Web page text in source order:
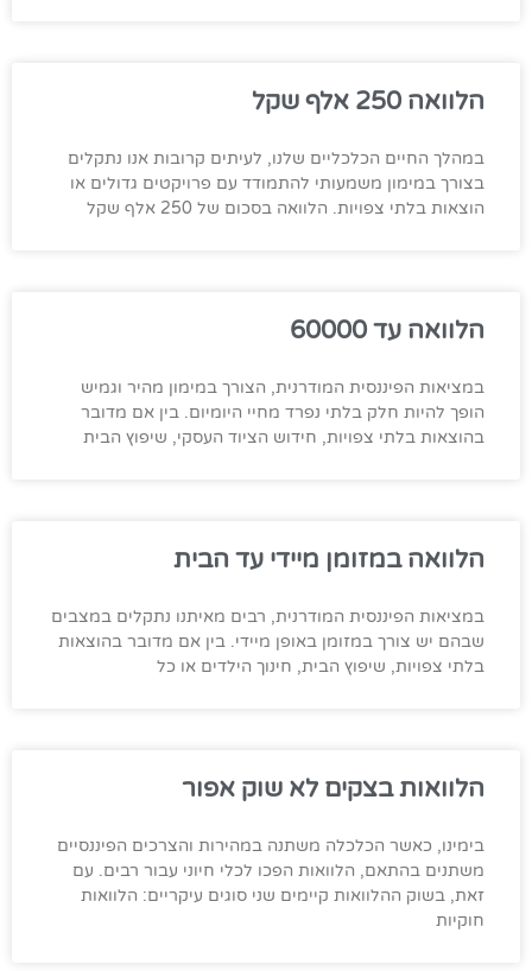
הלוואה 250 אלף שקל
במהלך החיים הכלכליים שלנו, לעיתים קרובות אנו נתקלים
בצורך במימון משמעותי להתמודד עם פרויקטים גדולים או
הוצאות בלתי צפויות. הלוואה בסכום של 250 אלף שקל
הלוואה עד 60000
במציאות הפיננסית המודרנית, הצורך במימון מהיר וגמיש
הופך להיות חלק בלתי נפרד מחיי היומיום. בין אם מדובר
בהוצאות בלתי צפויות, חידוש הציוד העסקי, שיפוץ הבית
הלוואה במזומן מיידי עד הבית
במציאות הפיננסית המודרנית, רבים מאיתנו נתקלים במצבים
שבהם יש צורך במזומן באופן מיידי. בין אם מדובר בהוצאות
בלתי צפויות, שיפוץ הבית, חינוך הילדים או כל
הלוואות בצקים לא שוק אפור
בימינו, כאשר הכלכלה משתנה במהירות והצרכים הפיננסיים
משתנים בהתאם, הלוואות הפכו לכלי חיוני עבור רבים. עם
זאת, בשוק ההלוואות קיימים שני סוגים עיקריים: הלוואות
חוקיות